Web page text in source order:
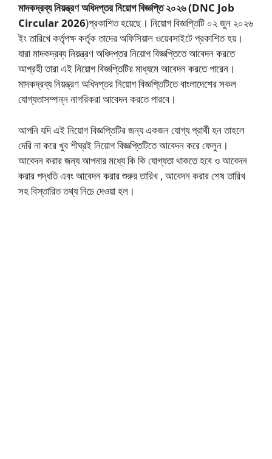
মাদকদ্রব্য নিয়ন্ত্রণ অধিদপ্তর নিয়োগ বিজ্ঞপ্তি ২০২৬(DNC Job
Circular 2026)প্রকাশিত হয়েছে। নিয়োগ বিজ্ঞপ্তিটি ০২ জুন ২০২৬
ইং তারিখে কর্তৃপক্ষ কর্তৃক তাদের অফিসিয়াল ওয়েবসাইটে প্রকাশিত হয়।
যারা মাদকদ্রব্য নিয়ন্ত্রণ অধিদপ্তর নিয়োগ বিজ্ঞপ্তিতে আবেদন করতে
আগ্রহী তারা এই নিয়োগ বিজ্ঞপ্তিটির মাধ্যমে আবেদন করতে পারেন।
মাদকদ্রব্য নিয়ন্ত্রণ অধিদপ্তর নিয়োগ বিজ্ঞপ্তিটিতে বাংলাদেশের সকল
যোগ্যতাসম্পন্ন নাগরিকরা আবেদন করতে পারবে।
আপনি যদি এই নিয়োগ বিজ্ঞপ্তিটির জন্য একজন যোগ্য প্রার্থী হন তাহলে
দেরি না করে খুব শীঘ্রই নিয়োগ বিজ্ঞপ্তিটিতে আবেদন করে ফেলুন।
আবেদন করার জন্য আপনার মধ্যে কি কি যোগ্যতা থাকতে হবে ও আবেদন
করার পদ্ধতি এবং আবেদন করার শুরুর তারিখ , আবেদন করার শেষ তারিখ
সহ বিস্তারিত তথ্য নিচে দেওয়া হল।